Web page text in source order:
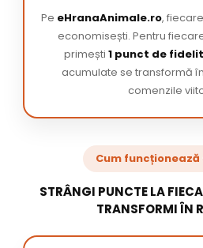
Pe eHranaAnimale.ro,
economisești. Pentru
primești 1 punct de
acumulate se transformă
comenzile
Cum
STRÂNGI PUNCTE LA
TRANSFORMI ÎN